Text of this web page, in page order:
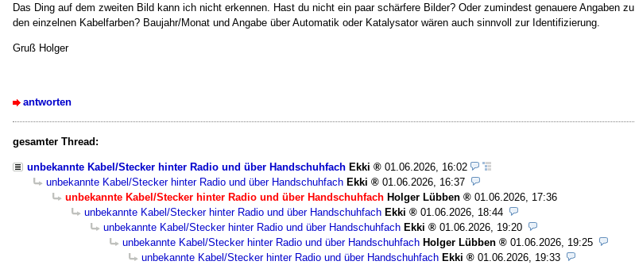
Das Ding auf dem zweiten Bild kann ich nicht erkennen. Hast du nicht ein paar schärfere Bilder? Oder zumindest genauere Angaben zu
den einzelnen Kabelfarben? Baujahr/Monat und Angabe über Automatik oder Katalysator wären auch sinnvoll zur Identifizierung.
Gruß Holger
antworten
gesamter Thread:
unbekannte Kabel/Stecker hinter Radio und über Handschuhfach Ekki
01.06.2026, 16:02
unbekannte Kabel/Stecker hinter Radio und über Handschuhfach Ekki
01.06.2026, 16:37
unbekannte Kabel/Stecker hinter Radio und über Handschuhfach Holger Lübben
01.06.2026, 17:36
unbekannte Kabel/Stecker hinter Radio und über Handschuhfach Ekki
01.06.2026, 18:44
unbekannte Kabel/Stecker hinter Radio und über Handschuhfach Ekki
01.06.2026, 19:20
unbekannte Kabel/Stecker hinter Radio und über Handschuhfach Holger Lübben
01.06.2026, 19:25
unbekannte Kabel/Stecker hinter Radio und über Handschuhfach Ekki
01.06.2026, 19:33